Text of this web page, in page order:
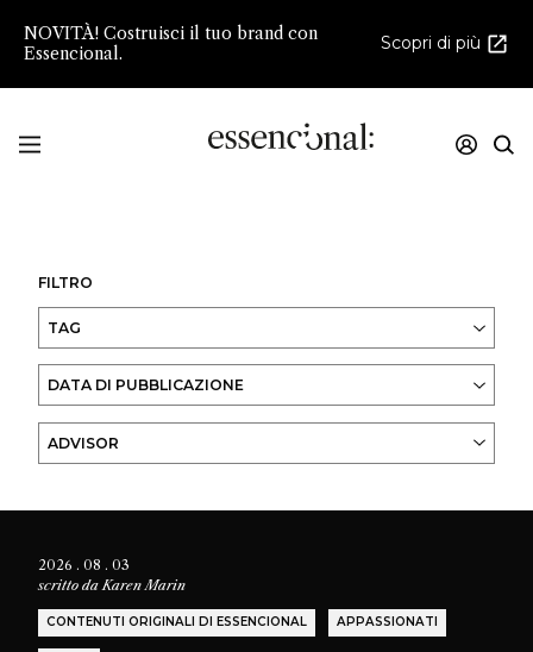
NOVITÀ! Costruisci il tuo brand con
Essencional.
Scopri di più
Innovazione e creatività nello sviluppo della
FILTRO
TAG
DATA DI PUBBLICAZIONE
ADVISOR
2026 . 08 . 03
scritto daKaren Marin
CONTENUTI ORIGINALI DI ESSENCIONAL APPASSIONATI